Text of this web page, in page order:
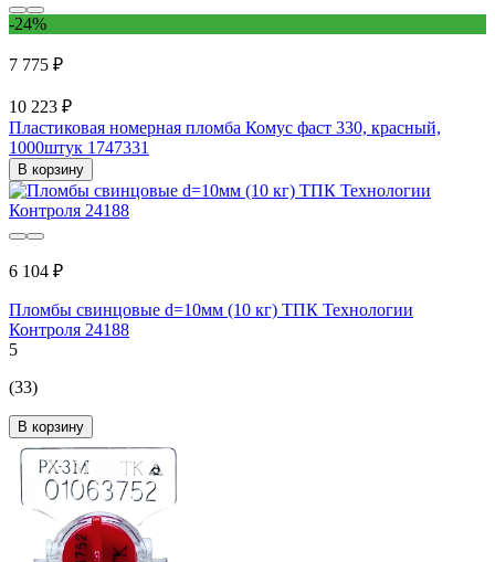
-24%
7 775 ₽
10 223 ₽
Пластиковая номерная пломба Комус фаст 330, красный,
1000штук 1747331
В корзину
6 104 ₽
Пломбы свинцовые d=10мм (10 кг) ТПК Технологии
Контроля 24188
5
(33)
В корзину